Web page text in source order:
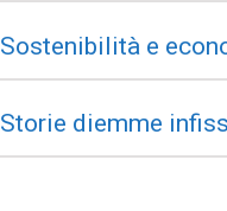
Sostenibilità e
Storie diemme